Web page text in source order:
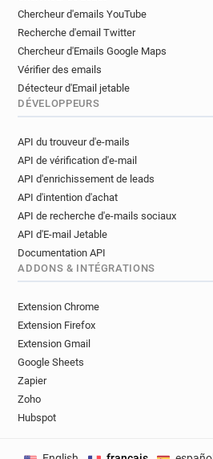
Chercheur d'emails YouTube
Recherche d'email Twitter
Chercheur d'Emails Google Maps
Vérifier des emails
Détecteur d'Email jetable
DÉVELOPPEURS
API du trouveur d'e-mails
API de vérification d'e-mail
API d'enrichissement de leads
API d'intention d'achat
API de recherche d'e-mails sociaux
API d'E-mail Jetable
Documentation API
ADDONS & INTÉGRATIONS
Extension Chrome
Extension Firefox
Extension Gmail
Google Sheets
Zapier
Zoho
Hubspot